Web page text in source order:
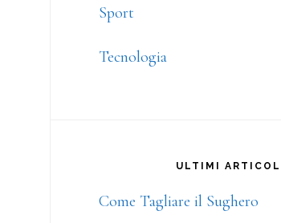
Sport
Tecnologia
ULTIMI ARTICOLI
Come Tagliare il Sughero